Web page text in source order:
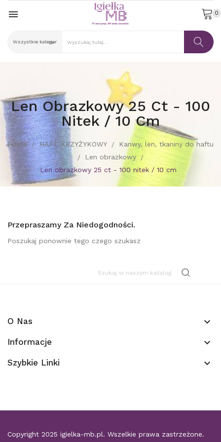
 0
Len Obrazkowy 25 Ct - 100
Nitek / 10 Cm
Home HAFT KRZYŻYKOWY
Kanwy, len, tkaniny do haftu
Len obrazkowy
Len obrazkowy 25 ct - 100 nitek / 10 cm
Przepraszamy Za Niedogodności.
Poszukaj ponownie tego czego szukasz
O Nas keyboard_arrow_down
Informacje keyboard_arrow_down
Szybkie Linki keyboard_arrow_down
Copyright 2025 igielka-mb.pl. Wszelkie prawa zastrzeżone.